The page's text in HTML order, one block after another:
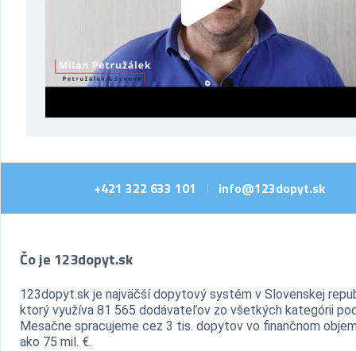
+421 322 633 101 info@123dopyt.sk
Čo je 123dopyt.sk
123dopyt.sk je najväčší dopytový systém v Slovenskej
ktorý využíva 81 565 dodávateľov zo všetkých kategórii
Mesačne spracujeme cez 3 tis. dopytov vo finančnom
ako 75 mil. €.